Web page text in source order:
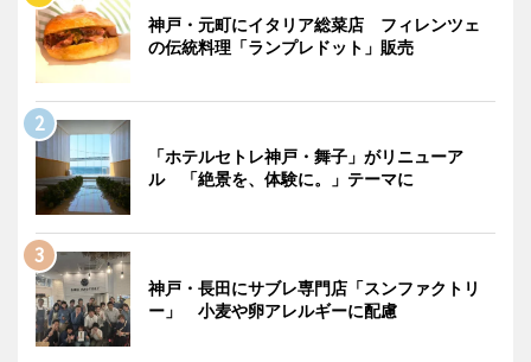
神戸・元町にイタリア総菜店 フィレンツェ
の伝統料理「ランプレドット」販売
「ホテルセトレ神戸・舞子」がリニューア
ル 「絶景を、体験に。」テーマに
神戸・長田にサブレ専門店「スンファクトリ
ー」 小麦や卵アレルギーに配慮